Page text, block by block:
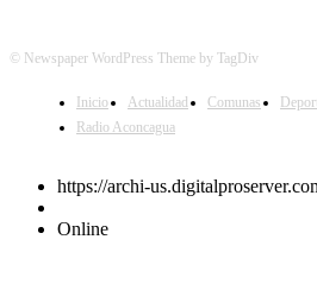
© Newspaper WordPress Theme by TagDiv
Inicio Actualidad Comunas
Radio Aconcagua
https://archi-
Online